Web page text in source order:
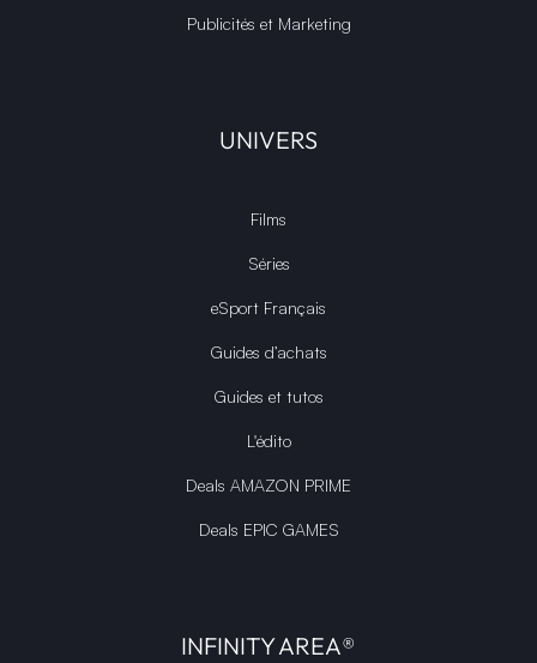
Publicités et Marketing
UNIVERS
Films
Séries
eSport Français
Guides d’achats
Guides et tutos
L'édito
Deals AMAZON PRIME
Deals EPIC GAMES
INFINITY AREA®